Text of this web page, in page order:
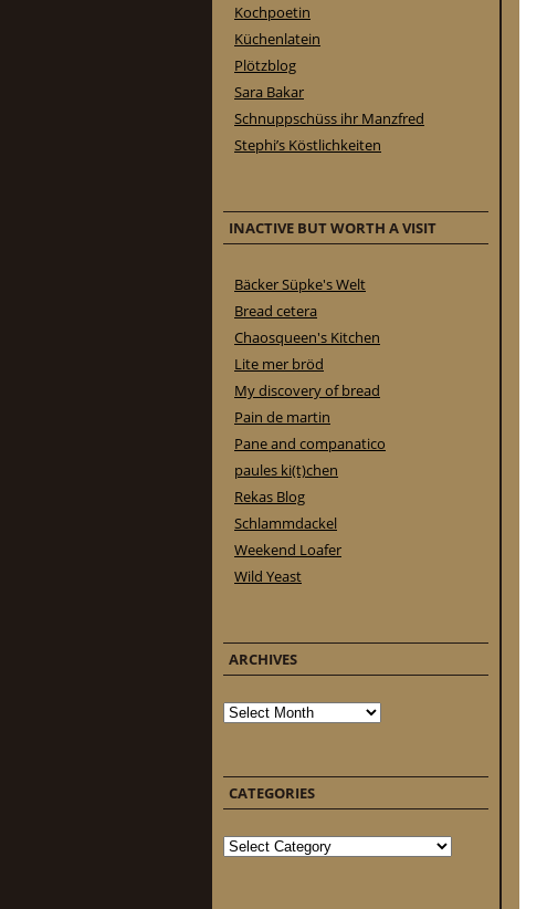
Kochpoetin
Küchenlatein
Plötzblog
Sara Bakar
Schnuppschüss ihr Manzfred
Stephi’s Köstlichkeiten
INACTIVE BUT WORTH A VISIT
Bäcker Süpke's Welt
Bread cetera
Chaosqueen's Kitchen
Lite mer bröd
My discovery of bread
Pain de martin
Pane and companatico
paules ki(t)chen
Rekas Blog
Schlammdackel
Weekend Loafer
Wild Yeast
ARCHIVES
Archives
CATEGORIES
Categories